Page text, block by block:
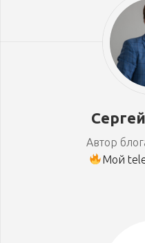
Автор
Мой